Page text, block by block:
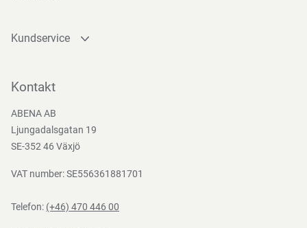
Kundservice
Bli kund
Nedladdningar
Kontakt
ABENA AB
Ljungadalsgatan 19
SE-352 46 Växjö
VAT number: SE556361881701
Telefon: (+46) 470 446 00